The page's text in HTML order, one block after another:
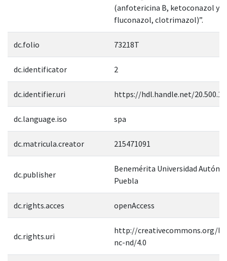
(anfotericina B, ketoconazol y
fluconazol, clotrimazol)”.
dc.folio 73218T
dc.identificator 2
dc.identifier.uri https://hdl.handle.net/
dc.language.iso spa
dc.matricula.creator 215471091
dc.publisher
Benemérita Universidad
Puebla
dc.rights.acces openAccess
dc.rights.uri
http://creativecommons.org/
nc-nd/4.0